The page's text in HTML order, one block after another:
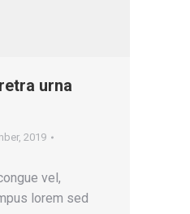
urna
2019
vel,
lorem sed